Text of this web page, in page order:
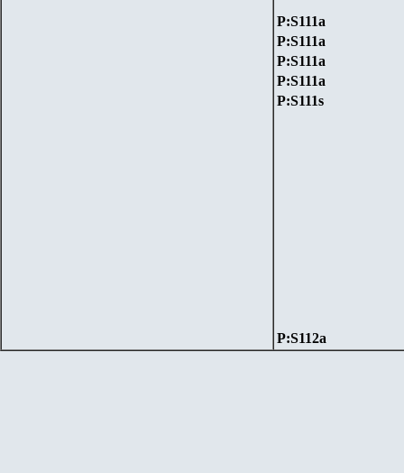
P:S111a
P:S111a
P:S111a
P:S111a
P:S111s
P:S112a